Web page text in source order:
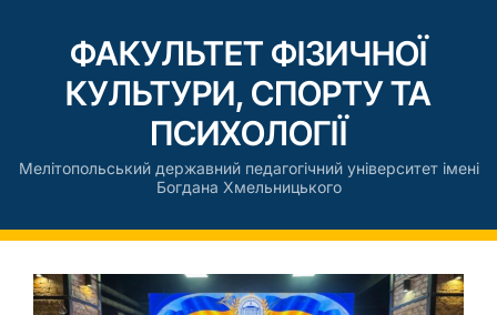
ФАКУЛЬТЕТ ФІЗИЧНОЇ
КУЛЬТУРИ, СПОРТУ ТА
ПСИХОЛОГІЇ
Мелітопольський державний педагогічний університет імені
Богдана Хмельницького